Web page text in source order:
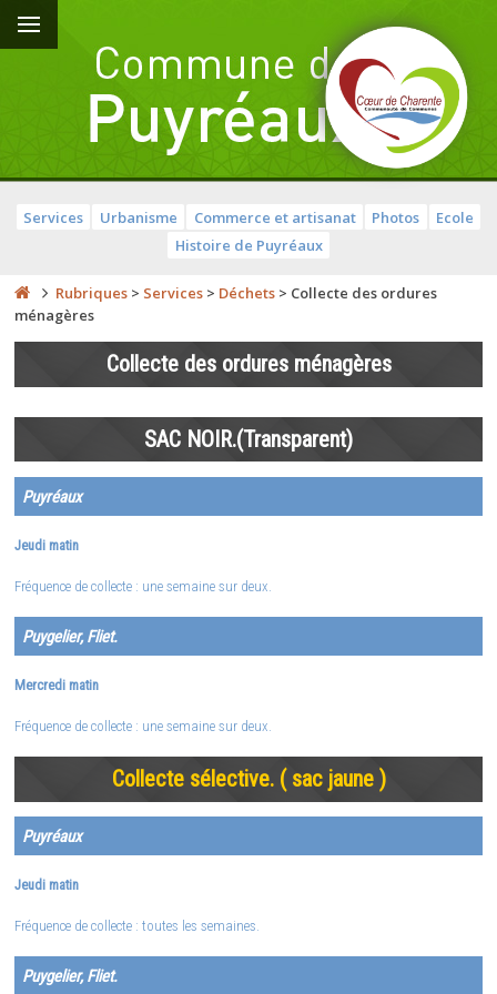
Services Urbanisme Commerce et artisanat Photos
Ecole
Histoire de Puyréaux
Rubriques > Services > Déchets > Collecte des ordures
ménagères
Collecte des ordures ménagères
SAC NOIR.(Transparent)
Puyréaux
Jeudi matin
Fréquence de collecte : une semaine sur deux.
Puygelier, Fliet.
Mercredi matin
Fréquence de collecte : une semaine sur deux.
Collecte sélective. ( sac jaune )
Puyréaux
Jeudi matin
Fréquence de collecte : toutes les semaines.
Puygelier,Fliet.